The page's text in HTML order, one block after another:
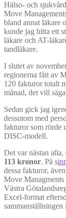
Hälso- och
Move
bland annat läkare
kunde jag hitta ett
läkare och AT-
tandläkare.
I slutet av
regionerna fått av
120 fakturor totalt
månad, det vill
Sedan gick jag
dessutom med
fakturor som rörde
DISC-modell.
Det var nästan
113 kronor. På s
dessa fakturor,
Move Managments
Västra
Excel-format